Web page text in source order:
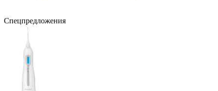
Спецпредложения